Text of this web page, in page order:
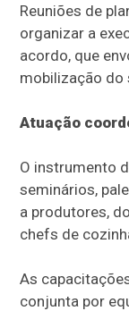
Reuniões de
organizar a
acordo, que
mobilização do
Atuação
O instrumento
seminários,
a produtores,
chefs de
As
conjunta por